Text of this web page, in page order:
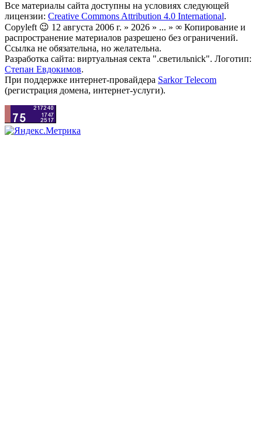
Все материалы сайта доступны на условиях следующей
лицензии: Creative Commons Attribution 4.0 International.
Copyleft 😉 12 августа 2006 г. » 2026 » ... » ∞ Копирование и
распространение материалов разрешено без ограничений.
Ссылка не обязательна, но желательна.
Разработка сайта: виртуальная секта ".светильnick". Логотип:
Степан Евдокимов.
При поддержке интернет-провайдера Sarkor Telecom
(регистрация домена, интернет-услуги).